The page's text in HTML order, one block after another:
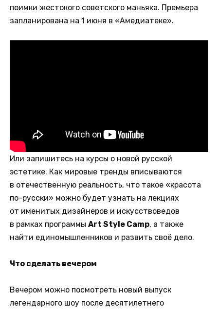
поимки жестокого советского маньяка. Премьера
запланирована на 1 июня в «Амедиатеке».
Или запишитесь на курсы о новой русской
эстетике. Как мировые тренды вписываются
в отечественную реальность, что такое «красота
по-русски» можно будет узнать на лекциях
от именитых дизайнеров и искусствоведов
в рамках программы Art Style Camp, а также
найти единомышленников и развить своё дело.
Что сделать вечером
Вечером можно посмотреть новый выпуск
легендарного шоу после десятилетнего